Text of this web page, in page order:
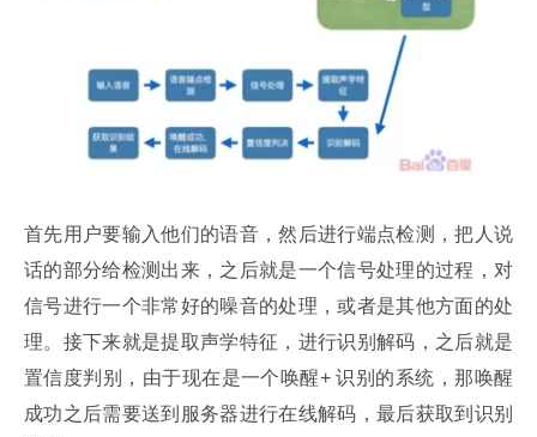
首先用户要输入他们的语音，然后进行端点检测，把人说
话的部分给检测出来，之后就是一个信号处理的过程，对
信号进行一个非常好的噪音的处理，或者是其他方面的处
理。接下来就是提取声学特征，进行识别解码，之后就是
置信度判别，由于现在是一个唤醒+ 识别的系统，那唤醒
成功之后需要送到服务器进行在线解码，最后获取到识别